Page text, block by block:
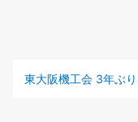
前の記事 :
東大阪機工会 3年ぶりに納涼